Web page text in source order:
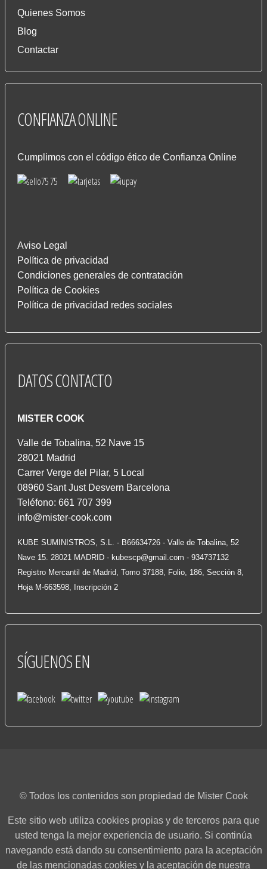
Quienes Somos
Blog
Contactar
CONFIANZAONLINE
Cumplimos con el código ético de Confianza Online
Aviso Legal
Política de privacidad
Condiciones generales de contratación
Política de Cookies
Política de privacidad redes sociales
DATOSCONTACTO
MISTER COOK
Valle de Tobalina, 52 Nave 15
28021 Madrid
Carrer Verge del Pilar, 5 Local
08960 Sant Just Desvern Barcelona
Teléfono: 661 707 399
info@mister-cook.com
KUBE SUMINISTROS, S.L. - B66634726 - Valle de Tobalina, 52
Nave 15. 28021 MADRID - kubescp@gmail.com - 934737132
Registro Mercantil de Madrid, Tomo 37188, Folio, 186, Sección 8,
Hoja M-663598, Inscripción 2
SÍGUENOSEN
© Todos los contenidos son propiedad de Mister Cook
Este sitio web utiliza cookies propias y de terceros para que
usted tenga la mejor experiencia de usuario. Si continúa
navegando está dando su consentimiento para la aceptación
de las mencionadas cookies y la aceptación de nuestra